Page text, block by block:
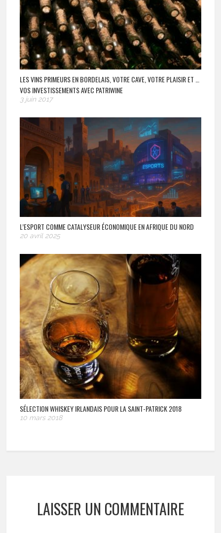
LES VINS PRIMEURS EN BORDELAIS, VOTRE CAVE, VOTRE PLAISIR ET …
VOS INVESTISSEMENTS AVEC PATRIWINE
3 juin 2017
L’ESPORT COMME CATALYSEUR ÉCONOMIQUE EN AFRIQUE DU NORD
20 avril 2025
SÉLECTION WHISKEY IRLANDAIS POUR LA SAINT-PATRICK 2018
10 mars 2018
LAISSER UN COMMENTAIRE